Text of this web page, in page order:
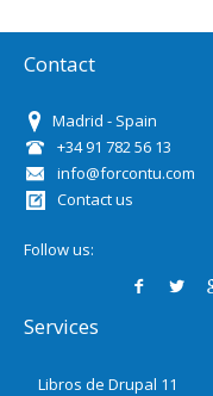
Contact
Madrid - Spain
+34 91 782 56 13
info@forcontu.com
Contact us
Follow us:
Services
Libros de Drupal 11